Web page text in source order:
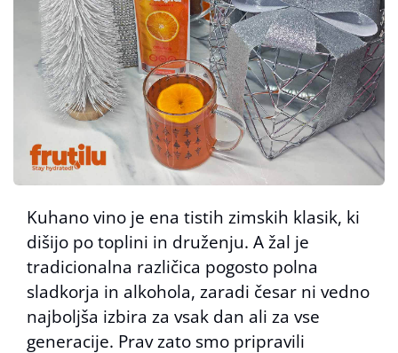
Kuhano vino je ena tistih zimskih klasik, ki
dišijo po toplini in druženju. A žal je
tradicionalna različica pogosto polna
sladkorja in alkohola, zaradi česar ni vedno
najboljša izbira za vsak dan ali za vse
generacije. Prav zato smo pripravili